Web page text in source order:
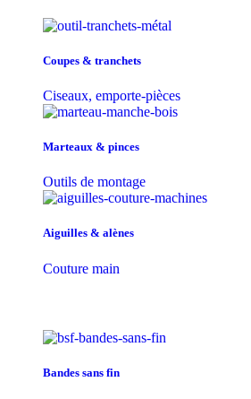
Coupes & tranchets
Ciseaux, emporte-pièces
Marteaux & pinces
Outils de montage
Aiguilles & alènes
Couture main
Bandes sans fin